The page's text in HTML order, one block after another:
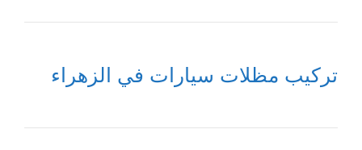
تركيب مظلات سيارات في الزهراء